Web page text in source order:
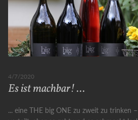
4/7/2020
Es ist machbar! ...
... eine THE big ONE zu zweit zu trinken